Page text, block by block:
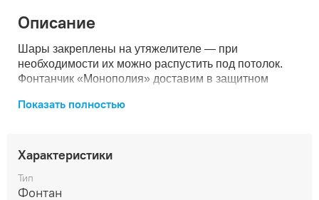
Описание
Шары закреплены на утяжелителе — при
необходимости их можно распустить под потолок.
Фонтанчик «Монополия» доставим в защитном
перевозке).
⭐️ Фольгированная звезда — 48 см
✨ 2 латексных с конфетти — 30 см
🎈 6 латексных хром — 30 см
Показать полностью
Характеристики
Тип
Фонтан